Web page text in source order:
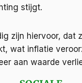
stijgt.
zijn hiervoor, dat
wat inflatie
aan waarde